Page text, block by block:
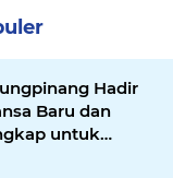
Hadir
Baru dan
untuk
Tamu